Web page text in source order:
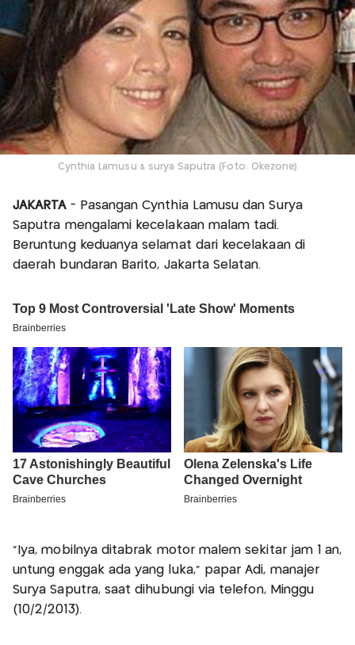
Cynthia Lamusu & surya Saputra (Foto: Okezone)
JAKARTA- Pasangan Cynthia Lamusu dan Surya
Saputra mengalami kecelakaan malam tadi.
Beruntung keduanya selamat dari kecelakaan di
daerah bundaran Barito, Jakarta Selatan.
"Iya, mobilnya ditabrak motor malem sekitar jam 1 an,
untung enggak ada yang luka," papar Adi, manajer
Surya Saputra, saat dihubungi via telefon, Minggu
(10/2/2013).